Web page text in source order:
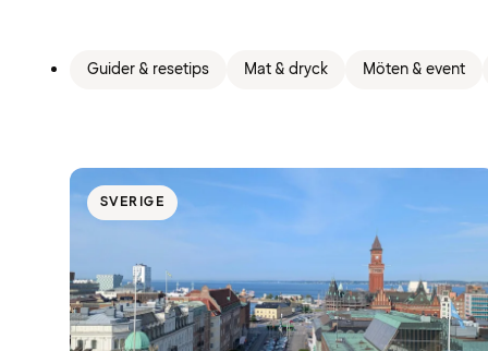
Guider & resetips Mat & dryck Möten & event
SVERIGE